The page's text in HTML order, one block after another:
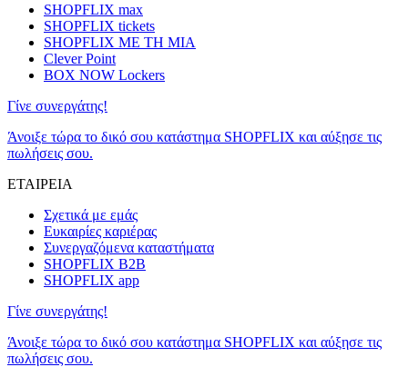
SHOPFLIX max
SHOPFLIX tickets
SHOPFLIX ΜΕ ΤΗ ΜΙΑ
Clever Point
BOX NOW Lockers
Γίνε συνεργάτης!
Άνοιξε τώρα το δικό σου κατάστημα SHOPFLIX και αύξησε τις
πωλήσεις σου.
ΕΤΑΙΡΕΙΑ
Σχετικά με εμάς
Ευκαιρίες καριέρας
Συνεργαζόμενα καταστήματα
SHOPFLIX B2B
SHOPFLIX app
Γίνε συνεργάτης!
Άνοιξε τώρα το δικό σου κατάστημα SHOPFLIX και αύξησε τις
πωλήσεις σου.